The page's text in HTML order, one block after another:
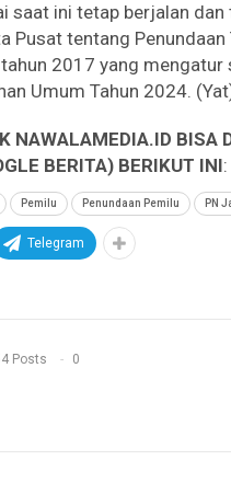
saat ini tetap berjalan dan
Pusat tentang
2017 yang mengatur
Umum Tahun 2024.
NAWALAMEDIA.ID BISA
BERITA) BERIKUT INI:
Pemilu Penundaan Pemilu PN
Telegram
Posts 0